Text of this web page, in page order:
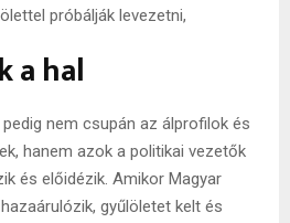
próbálják levezetni,
a hal
nem csupán az álprofilok és
hanem azok a politikai vezetők
és előidézik. Amikor Magyar
gyűlöletet kelt és